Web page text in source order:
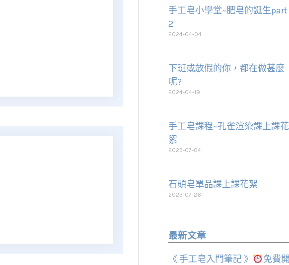
手工皂小學堂~肥皂的誕生part
2
2024-04-04
下班或放假的你，都在做甚麼
呢?
2024-04-19
手工皂課程~孔雀渲染課上課花
絮
2023-07-04
石頭皂單品課上課花絮
2023-07-26
最新文章
《 手工皂入門筆記 》
免費開